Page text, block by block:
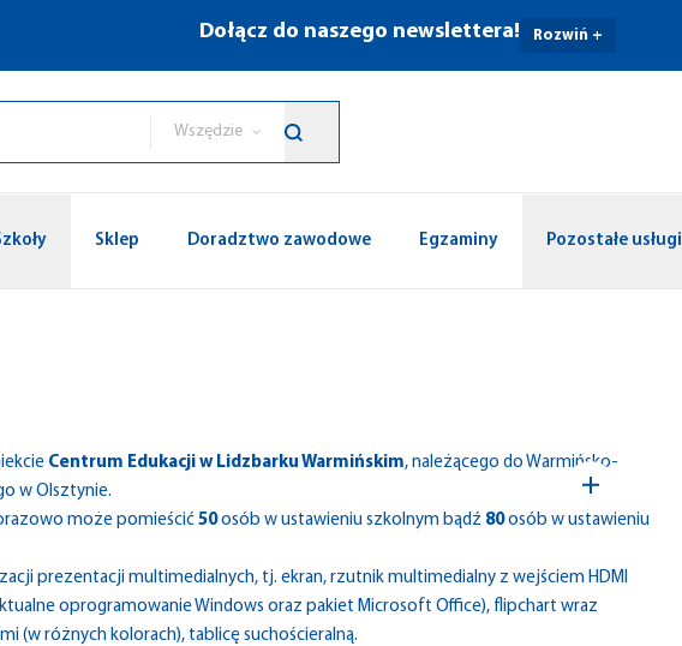
Dołącz do naszego newslettera! Rozwiń +
Wszędzie
Sklep Doradztwo zawodowe Egzaminy Pozostałe usługi
Centrum Edukacji w Lidzbarku Warmińskim, należącego do Warmińsko-
w Olsztynie.
może pomieścić 50osób w ustawieniu szkolnym bądź 80osób w ustawieniu
prezentacji multimedialnych, tj. ekran, rzutnik multimedialny z wejściem HDMI
oprogramowanie Windows oraz pakiet Microsoft Office), flipchart wraz
(w różnych kolorach), tablicę suchościeralną.